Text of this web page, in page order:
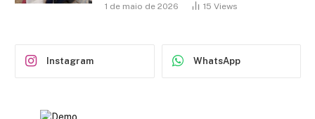
1 de maio de 2026 15 Views
Instagram WhatsApp